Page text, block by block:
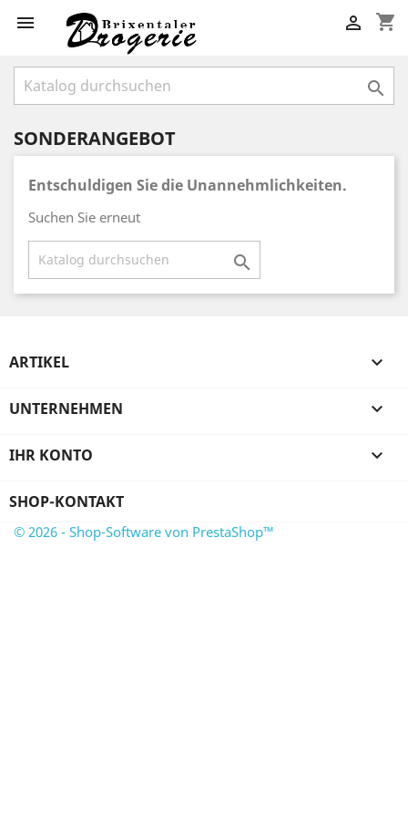
 shopping_cart


SONDERANGEBOT
Entschuldigen Sie die Unannehmlichkeiten.
Suchen Sie erneut

ARTIKEL 
UNTERNEHMEN 
IHR KONTO 
SHOP-KONTAKT
© 2026 - Shop-Software von PrestaShop™